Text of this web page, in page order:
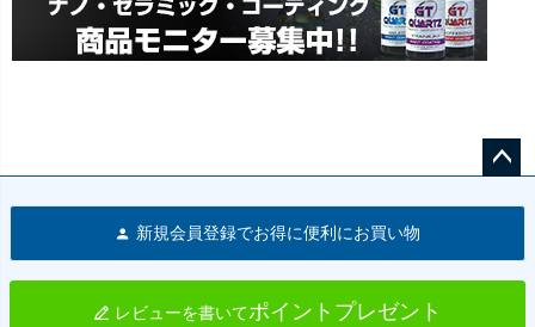
へ
新規会員登録でお得に便利にお買い物
レビューを書いてポイントプレゼント